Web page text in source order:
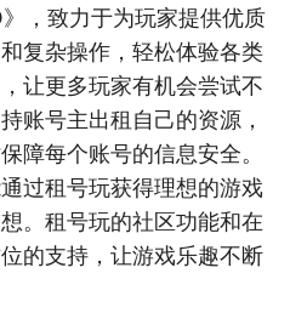
》，致力于为玩家提供优质
复杂操作，轻松体验各类
让更多玩家有机会尝试不
账号主出租自己的资源，
障每个账号的信息安全。
过租号玩获得理想的游戏
。租号玩的社区功能和在
的支持，让游戏乐趣不断